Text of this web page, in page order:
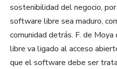
sostenibilidad del negocio,
software libre sea maduro,
comunidad detrás. F. de
libre va ligado al acceso
que el software debe ser